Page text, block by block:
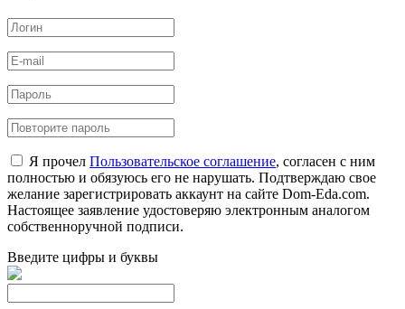
Я прочел Пользовательское соглашение, согласен с ним
полностью и обязуюсь его не нарушать. Подтверждаю свое
желание зарегистрировать аккаунт на сайте Dom-Eda.com.
Настоящее заявление удостоверяю электронным аналогом
собственноручной подписи.
Введите цифры и буквы